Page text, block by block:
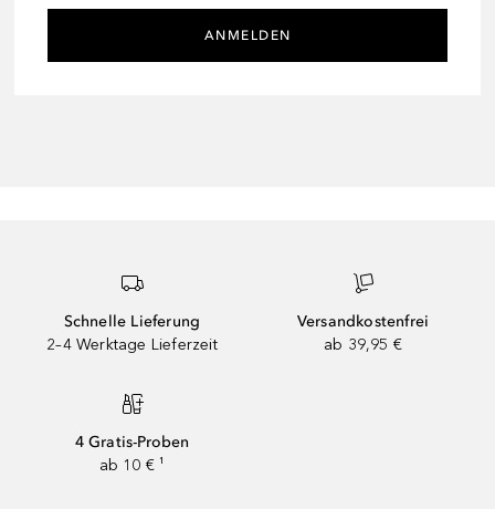
ANMELDEN
Schnelle Lieferung
2–4 Werktage Lieferzeit
Versandkostenfrei
ab 39,95 €
4 Gratis-Proben
ab 10 € ¹